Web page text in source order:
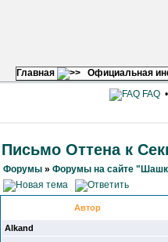
Главная
Официальная
FAQ•
Письмо Оттена к
Форумы » Форумы на сайте
Автор
Alkand